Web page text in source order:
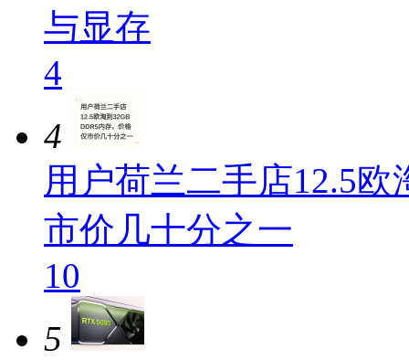
与显存
4
4
用户荷兰二手店12.5
市价几十分之一
10
5